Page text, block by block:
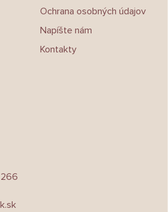
Ochrana osobných údajov
Napíšte nám
Kontakty